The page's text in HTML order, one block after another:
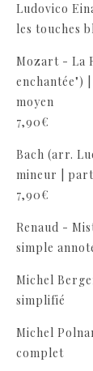
Ludovico
les touches
Mozart - La
enchantée")
moyen
7,90€
Bach (arr.
mineur |
7,90€
Renaud -
simple
Michel
simplifié
Michel
complet